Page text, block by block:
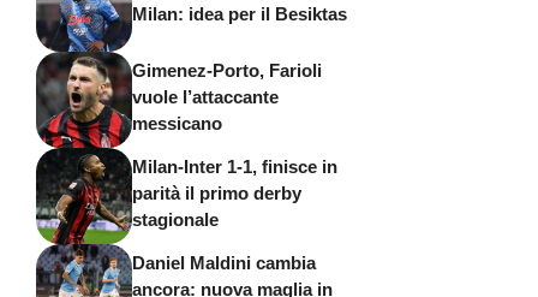
Milan: idea per il Besiktas
Gimenez-Porto, Farioli
vuole l’attaccante
messicano
Milan-Inter 1-1, finisce in
parità il primo derby
stagionale
Daniel Maldini cambia
ancora: nuova maglia in